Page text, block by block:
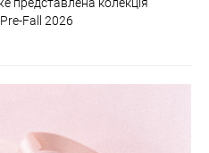
Fall 2026